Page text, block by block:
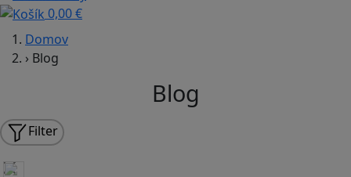
0,00 €
Domov
› Blog
Blog
Filter